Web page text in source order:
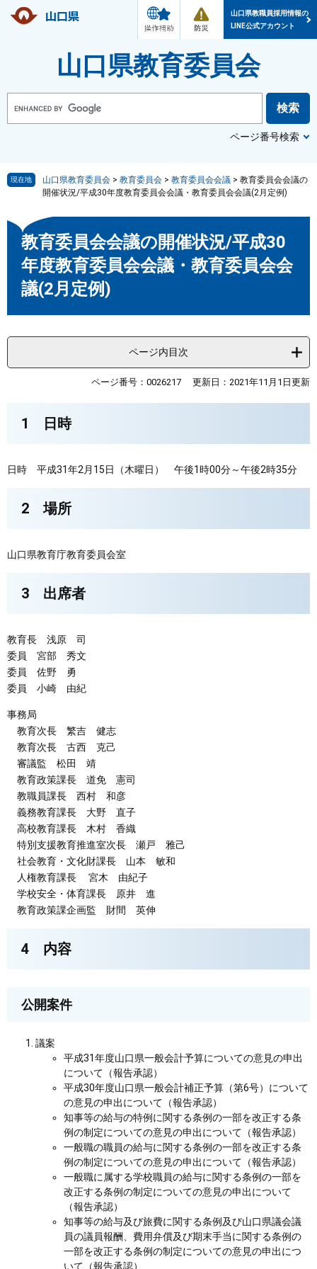
で
。
ば
て
へ
害
情
報
ニ
ュ
ー
山口県教職員採用情報の
LINE公式アカウント
山口県教育委員会
g
タ
ム
検
ページ番号検索
現在地 山口県教育委員会 > 教育委員会 > 教育委員会会議 > 教育委員会会議の
開催状況/平成30年度教育委員会会議・教育委員会会議(2月定例)
本
教育委員会会議の開催状況/平成30
年度教育委員会会議・教育委員会会
議(2月定例)
ページ内目次
ページ番号：0026217 更新日：2021年11月1日更新
1 日時
日時 平成31年2月15日（木曜日） 午後1時00分～午後2時35分
2 場所
山口県教育庁教育委員会室
3 出席者
教育長 浅原 司
委員 宮部 秀文
委員 佐野 勇
委員 小崎 由紀
事務局
教育次長 繁吉 健志
教育次長 古西 克己
審議監 松田 靖
教育政策課長 道免 憲司
教職員課長 西村 和彦
義務教育課長 大野 直子
高校教育課長 木村 香織
特別支援教育推進室次長 瀬戸 雅己
社会教育・文化財課長 山本 敏和
人権教育課長 宮木 由紀子
学校安全・体育課長 原井 進
教育政策課企画監 財間 英伸
4 内容
公開案件
議案
平成31年度山口県一般会計予算についての意見の申出
について（報告承認）
平成30年度山口県一般会計補正予算（第6号）について
の意見の申出について（報告承認）
知事等の給与の特例に関する条例の一部を改正する条
例の制定についての意見の申出について（報告承認）
一般職の職員の給与に関する条例の一部を改正する条
例の制定についての意見の申出について（報告承認）
一般職に属する学校職員の給与に関する条例の一部を
改正する条例の制定についての意見の申出について
（報告承認）
知事等の給与及び旅費に関する条例及び山口県議会議
員の議員報酬、費用弁償及び期末手当に関する条例の
一部を改正する条例の制定についての意見の申出につ
いて（報告承認）